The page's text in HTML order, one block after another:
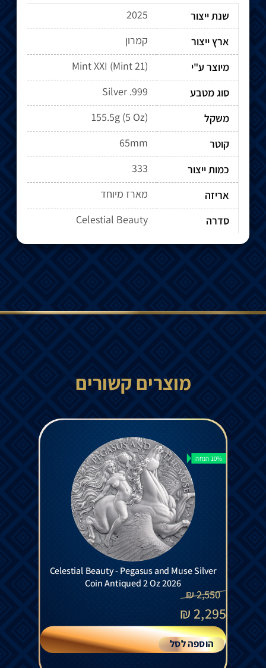
שנת ייצור
2025
ארץ ייצור
קמרון
מיוצר ע"י
סוג מטבע
Silver .999
משקל
155.5g (5 Oz)
קוטר
65mm
כמות ייצור
333
אריזה
מארז מיוחד
סדרה
Celestial Beauty
מוצרים קשורים
10% הנחה
Celestial Beauty - Pegasus and Muse Silver
Coin Antiqued 2 Oz 2026
2,550
₪
2,295
₪
הוספה לסל